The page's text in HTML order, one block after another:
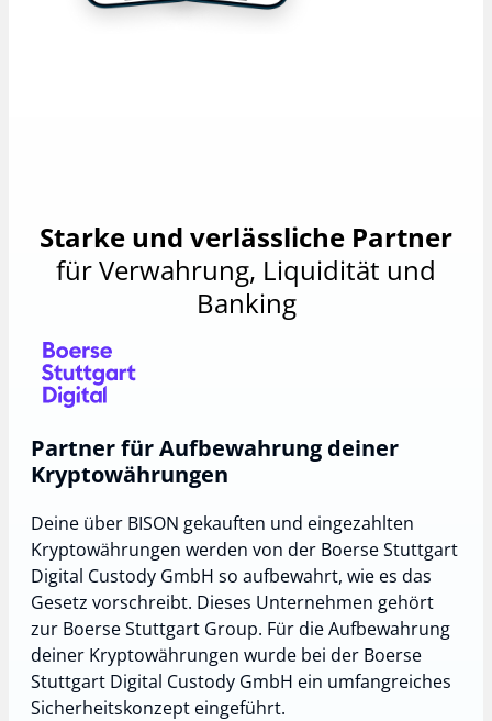
Starke und verlässliche Partner
für Verwahrung, Liquidität und
Banking
Partner für Aufbewahrung deiner
Kryptowährungen
Deine über BISON gekauften und eingezahlten
Kryptowährungen werden von der Boerse Stuttgart
Digital Custody GmbH so aufbewahrt, wie es das
Gesetz vorschreibt. Dieses Unternehmen gehört
zur Boerse Stuttgart Group. Für die Aufbewahrung
deiner Kryptowährungen wurde bei der Boerse
Stuttgart Digital Custody GmbH ein umfangreiches
Sicherheitskonzept eingeführt.